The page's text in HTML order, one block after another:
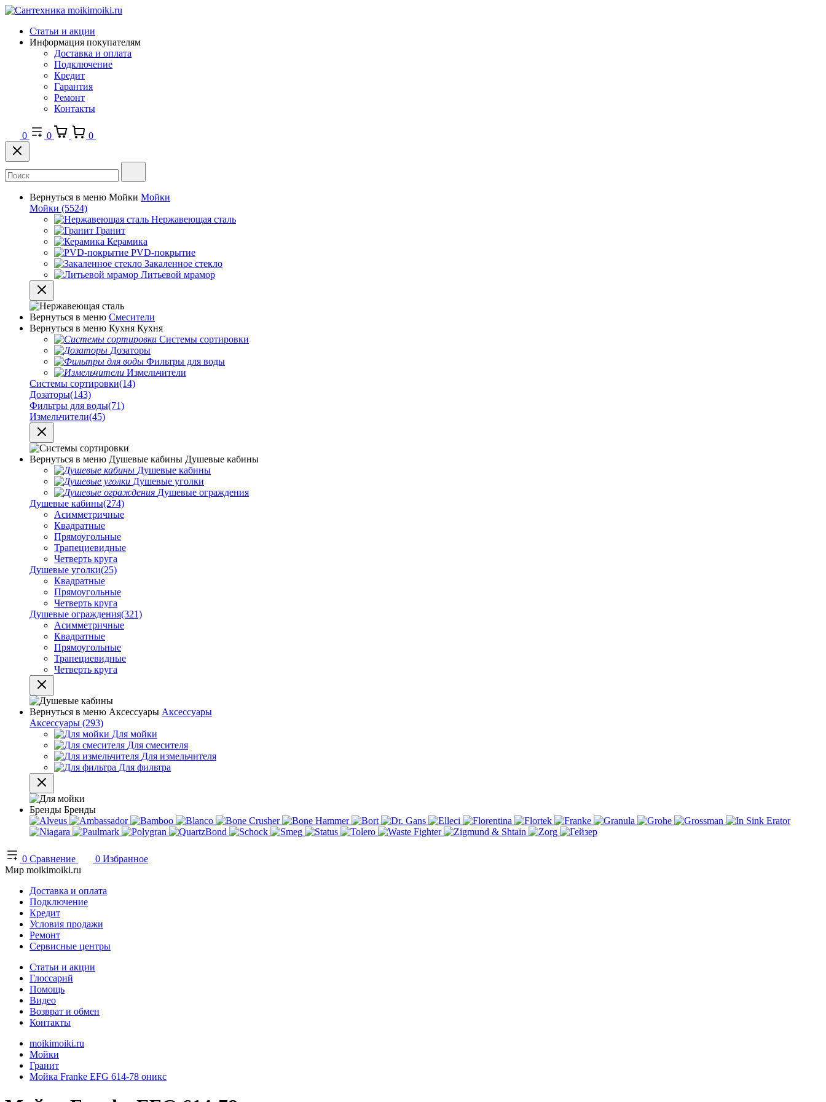
Статьи и акции
Информация покупателям
Доставка и оплата
Подключение
Кредит
Гарантия
Ремонт
Контакты
0 0 0
Вернуться в меню Мойки Мойки
Мойки (5524)
Нержавеющая сталь
Гранит
Керамика
PVD-покрытие
Закаленное стекло
Литьевой мрамор
Вернуться в меню Смесители
Вернуться в меню Кухня Кухня
Системы сортировки
Дозаторы
Фильтры для воды
Измельчители
Системы сортировки(14)
Дозаторы(143)
Фильтры для воды(71)
Измельчители(45)
Вернуться в меню Душевые кабины Душевые кабины
Душевые кабины
Душевые уголки
Душевые ограждения
Душевые кабины(274)
Асимметричные
Квадратные
Прямоугольные
Трапециевидные
Четверть круга
Душевые уголки(25)
Квадратные
Прямоугольные
Четверть круга
Душевые ограждения(321)
Асимметричные
Квадратные
Прямоугольные
Трапециевидные
Четверть круга
Вернуться в меню Аксессуары Аксессуары
Аксессуары (293)
Для мойки
Для смесителя
Для измельчителя
Для фильтра
Бренды Бренды
0 Сравнение 0 Избранное
Мир moikimoiki.ru
Доставка и оплата
Подключение
Кредит
Условия продажи
Ремонт
Сервисные центры
Статьи и акции
Глоссарий
Помощь
Видео
Возврат и обмен
Контакты
moikimoiki.ru
Мойки
Гранит
Мойка Franke EFG 614-78 оникс